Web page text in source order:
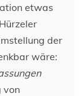
etwas
der
wäre:
von